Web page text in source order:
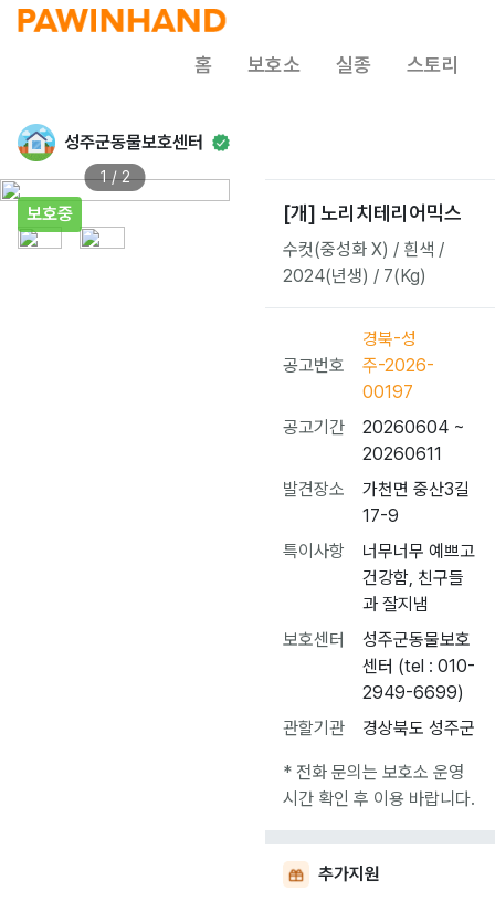
홈 보호소 실종 스토리
성주군동물보호센터
보호중
1 / 2
[개] 노리치테리어믹스
수컷(중성화 X) / 흰색 /
2024(년생) / 7(Kg)
공고번호
경북-성
주-2026-
00197
공고기간
20260604 ~
20260611
발견장소
가천면 중산3길
17-9
특이사항
너무너무 예쁘고
건강함, 친구들
과 잘지냄
보호센터
성주군동물보호
센터 (tel : 010-
2949-6699)
관할기관
경상북도 성주군
* 전화 문의는 보호소 운영
시간 확인 후 이용 바랍니다.
추가지원